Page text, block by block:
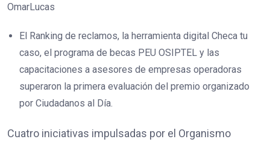
OmarLucas
El Ranking de reclamos, la herramienta digital Checa tu
caso, el programa de becas PEU OSIPTEL y las
capacitaciones a asesores de empresas operadoras
superaron la primera evaluación del premio organizado
por Ciudadanos al Día.
Cuatro iniciativas impulsadas por el Organismo